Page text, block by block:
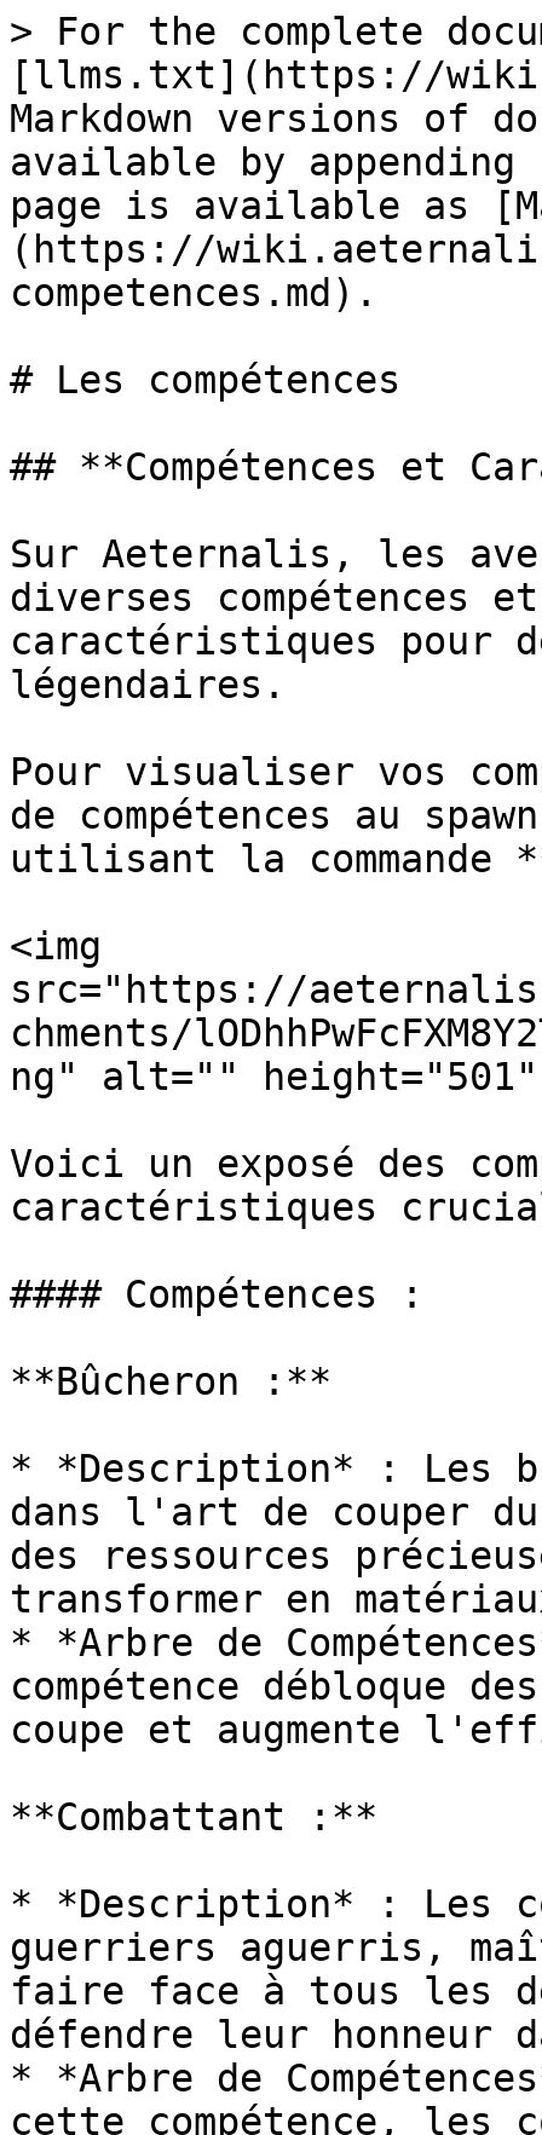
> For the complete
[llms.txt](https://
Markdown versions of
available by
page is available as
(https://
competences.md).
# Les compétences
## **Compétences et
Sur Aeternalis, les
diverses compétences
caractéristiques pour
légendaires.
Pour visualiser vos
de compétences au
utilisant la commande
<img
src="https://
chments/
ng" alt="" height="501"
Voici un exposé des
caractéristiques
#### Compétences :
**Bûcheron :**
* *Description* : Les
dans l'art de couper
des ressources
transformer en
* *Arbre de
compétence débloque
coupe et augmente
**Combattant :**
* *Description* : Les
guerriers aguerris,
faire face à tous les
défendre leur
* *Arbre de
cette compétence, les